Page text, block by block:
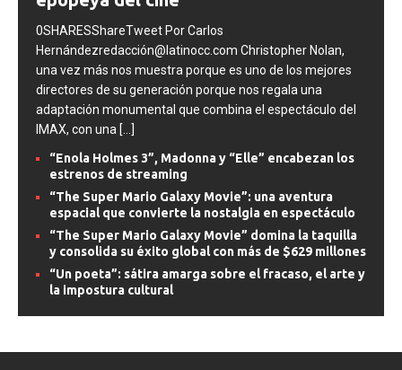
epopeya del cine
0SHARESShareTweet Por Carlos
Hernándezredacción@latinocc.com Christopher Nolan,
una vez más nos muestra porque es uno de los mejores
directores de su generación porque nos regala una
adaptación monumental que combina el espectáculo del
[...]
“Enola Holmes 3”, Madonna y “Elle” encabezan los
estrenos de streaming
“The Super Mario Galaxy Movie”: una aventura
espacial que convierte la nostalgia en espectáculo
“The Super Mario Galaxy Movie” domina la taquilla
y consolida su éxito global con más de $629 millones
“Un poeta”: sátira amarga sobre el fracaso, el arte y
la impostura cultural